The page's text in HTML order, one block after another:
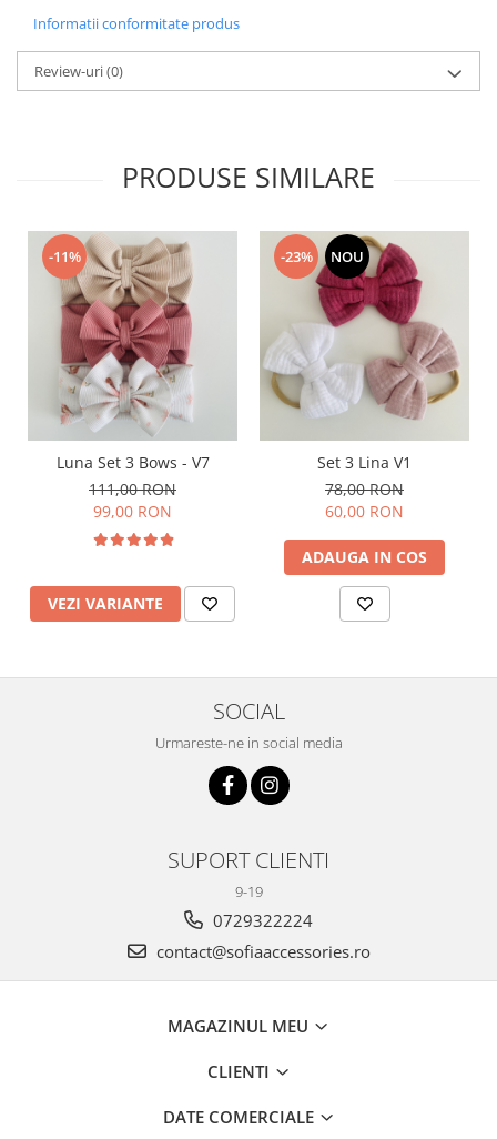
Informatii conformitate produs
Review-uri(0)
PRODUSE SIMILARE
-11%
Luna Set 3 Bows - V7
111,00 RON
99,00 RON
VEZI VARIANTE
-23% NOU
Set 3 Lina V1
78,00 RON
60,00 RON
ADAUGA IN COS
SOCIAL
Urmareste-ne in social media
SUPORT CLIENTI
9-19
0729322224
contact@sofiaaccessories.ro
MAGAZINUL MEU
CLIENTI
DATE COMERCIALE